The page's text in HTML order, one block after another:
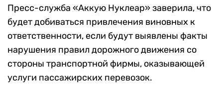
Пресс-служба «Аккую Нуклеар» заверила, что
будет добиваться привлечения виновных к
ответственности, если будут выявлены факты
нарушения правил дорожного движения со
стороны транспортной фирмы, оказывающей
услуги пассажирских перевозок.